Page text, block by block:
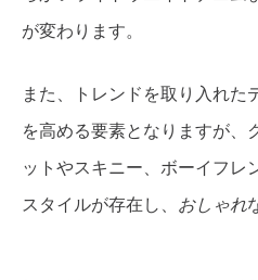
が変わります。
また、トレンドを取り入れた
を高める要素となりますが、
ットやスキニー、ボーイフレ
スタイルが存在し、 おしゃれ